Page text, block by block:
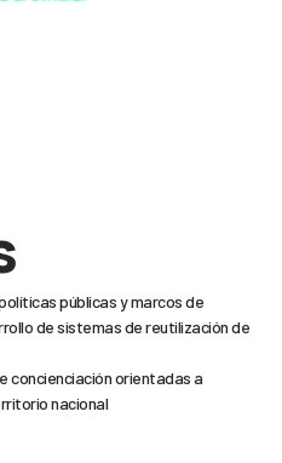
públicas y marcos de
de sistemas de reutilización de
concienciación orientadas a
nacional